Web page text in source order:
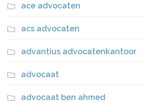
ace advocaten
acs advocaten
advantius advocatenkantoor
advocaat
advocaat ben ahmed